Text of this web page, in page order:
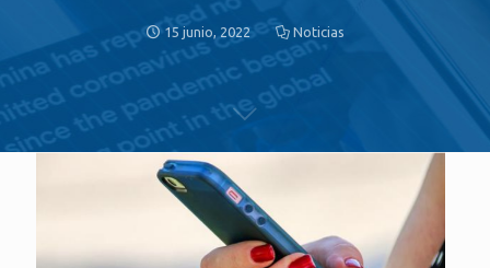
15 junio, 2022 Noticias